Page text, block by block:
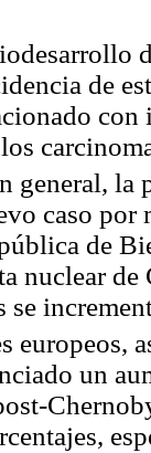
de
general, la
caso por
de
nuclear
se
europeos,
un